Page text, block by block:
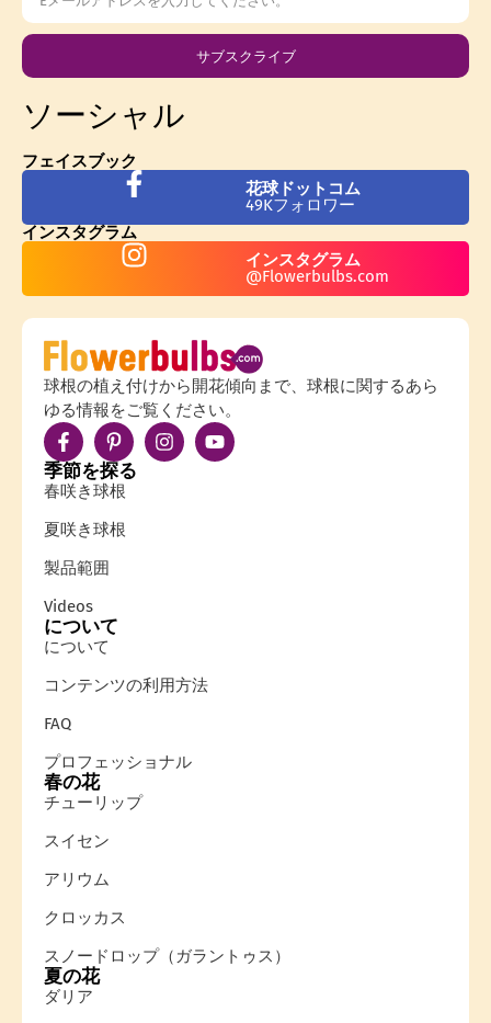
サブスクライブ
ソーシャル
フェイスブック
花球ドットコム
49Kフォロワー
インスタグラム
インスタグラム
@Flowerbulbs.com
球根の植え付けから開花傾向まで、球根に関するあら
ゆる情報をご覧ください。
季節を探る
春咲き球根
夏咲き球根
製品範囲
Videos
について
について
コンテンツの利用方法
FAQ
プロフェッショナル
春の花
チューリップ
スイセン
アリウム
クロッカス
スノードロップ（ガラントゥス）
夏の花
ダリア